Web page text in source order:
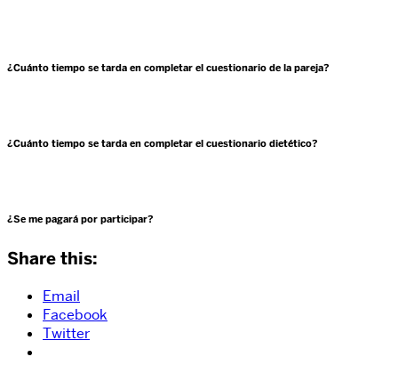
¿Cuánto tiempo se tarda en completar el cuestionario de la pareja?
¿Cuánto tiempo se tarda en completar el cuestionario dietético?
¿Se me pagará por participar?
Share this:
Email
Facebook
Twitter